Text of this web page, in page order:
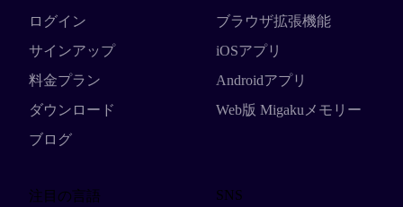
ログイン
サインアップ
料金プラン
ダウンロード
ブログ
ブラウザ拡張機能
iOSアプリ
Androidアプリ
Web版 Migakuメモリー
注目の言語 SNS